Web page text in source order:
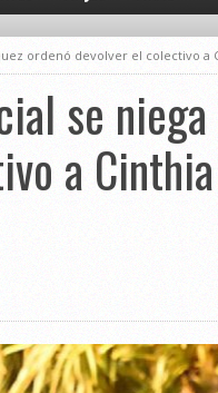
ordenó devolver el colectivo a
se
a